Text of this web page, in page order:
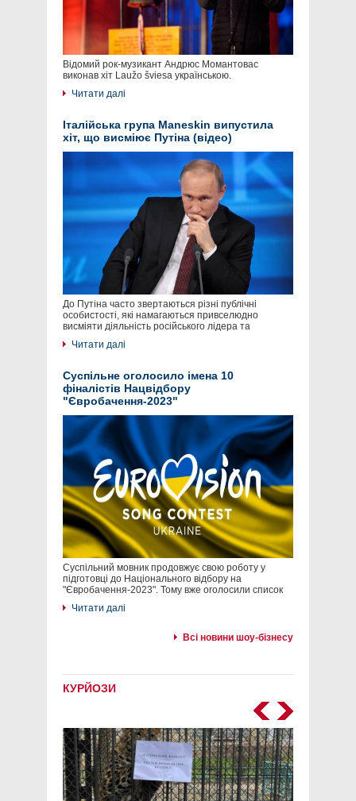
Відомий рок-музикант Андрюс Момантовас
виконав хіт Laužo šviesa українською.
Читати далі
Італійська група Maneskin випустила
хіт, що висміює Путіна (відео)
До Путіна часто звертаються різні публічні
особистості, які намагаються привселюдно
висміяти діяльність російського лідера та
Читати далі
Суспільне оголосило імена 10
фіналістів Нацвідбору
"Євробачення-2023"
Суспільний мовник продовжує свою роботу у
підготовці до Національного відбору на
"Євробачення-2023". Тому вже оголосили список
Читати далі
Всі новини шоу-бізнесу
КУРЙОЗИ